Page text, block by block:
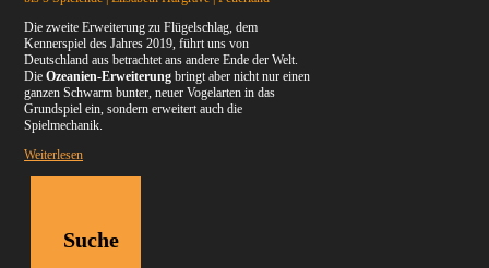
Die zweite Erweiterung zu Flügelschlag, dem
Kennerspiel des Jahres 2019, führt uns von
Deutschland aus betrachtet ans andere Ende der Welt.
DieOzeanien-Erweiterung bringt aber nicht nur einen
ganzen Schwarm bunter, neuer Vogelarten in das
Grundspiel ein, sondern erweitert auch die
Spielmechanik.
Weiterlesen
Suche